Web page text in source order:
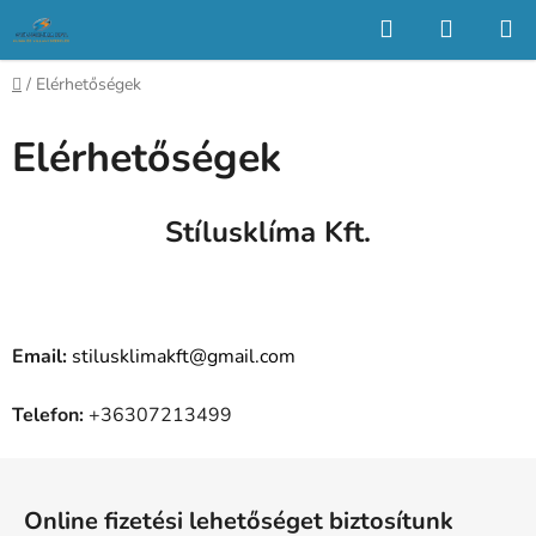
Ugrás
fő
tartalomhoz
KeresésKOSÁR
Kezdőlap
/ Elérhetőségek
Elérhetőségek
Stílusklíma Kft.
Email: stilusklimakft@gmail.com
Telefon:+36307213499
Online fizetési lehetőséget biztosítunk